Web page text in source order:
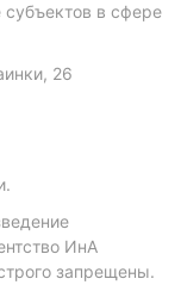
в сфере
26
ИнА
запрещены.